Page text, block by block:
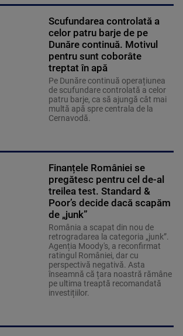
Scufundarea controlată a
celor patru barje de pe
Dunăre continuă. Motivul
pentru sunt coborâte
treptat în apă
Pe Dunăre continuă operațiunea
de scufundare controlată a celor
patru barje, ca să ajungă cât mai
multă apă spre centrala de la
Cernavodă.
Finanțele României se
pregătesc pentru cel de-al
treilea test. Standard &
Poor’s decide dacă scapăm
de „junk”
România a scapat din nou de
retrogradarea la categoria „junk”.
Agenția Moody's, a reconfirmat
ratingul României, dar cu
perspectivă negativă. Asta
înseamnă că țara noastră rămâne
pe ultima treaptă recomandată
investițiilor.